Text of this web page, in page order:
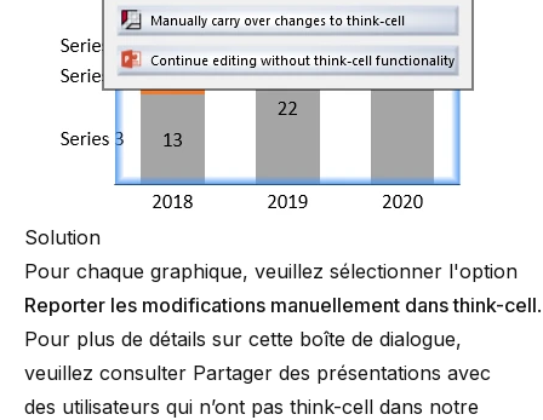
Solution
Pour chaque graphique, veuillez sélectionner l'option
Reporter les modifications manuellement dans think-cell.
Pour plus de détails sur cette boîte de dialogue,
veuillez consulter Partager des présentations avec
des utilisateurs qui n’ont pas think-cell dans notre